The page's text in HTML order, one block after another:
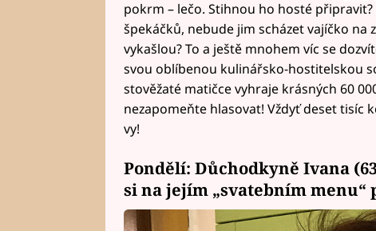
pokrm – lečo. Stihnou ho hosté
špekáčků, nebude jim scházet vajíčko na
vykašlou? To a ještě mnohem víc se
svou oblíbenou kulinářsko-hostitelskou
stověžaté matičce vyhraje krásných 60
nezapomeňte hlasovat! Vždyť deset tisíc
vy!
Pondělí: Důchodkyně Ivana
si na jejím „svatebním menu“